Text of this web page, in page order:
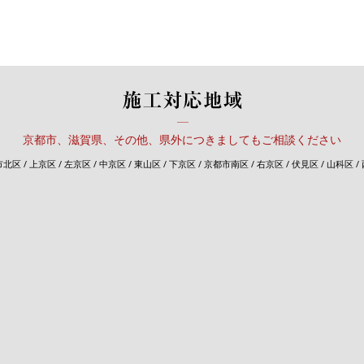
京都市、滋賀県、その他、県外につきましてもご相談ください
北区 / 上京区 / 左京区 / 中京区 / 東山区 / 下京区 / 京都市南区 / 右京区 / 伏見区 / 山科区 /